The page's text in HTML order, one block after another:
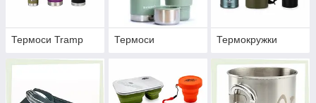
Термоси Tramp Термоси Термокружки